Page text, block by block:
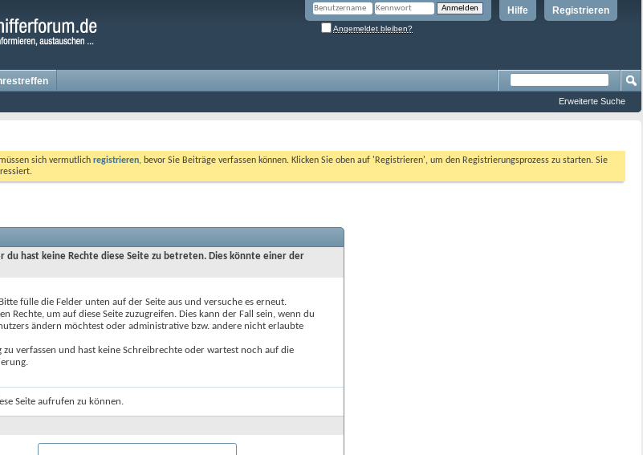
Registrieren
Hilfe
Angemeldet bleiben?
Erweiterte Suche
sich vermutlich registrieren, bevor Sie Beiträge verfassen können. Klicken Sie oben auf 'Registrieren', um den Registrierungsprozess zu starten. Sie
du hast keine Rechte diese Seite zu betreten. Dies könnte einer der
fülle die Felder unten auf der Seite aus und versuche es erneut.
Rechte, um auf diese Seite zuzugreifen. Dies kann der Fall sein, wenn du
ändern möchtest oder administrative bzw. andere nicht erlaubte
zu verfassen und hast keine Schreibrechte oder wartest noch auf die
Seite aufrufen zu können.